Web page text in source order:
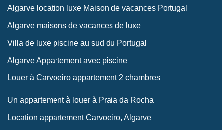
Algarve location luxe Maison de vacances Portugal
Algarve maisons de vacances de luxe
Villa de luxe piscine au sud du Portugal
Algarve Appartement avec piscine
Louer à Carvoeiro appartement 2 chambres
Un appartement à louer à Praia da Rocha
Location appartement Carvoeiro, Algarve